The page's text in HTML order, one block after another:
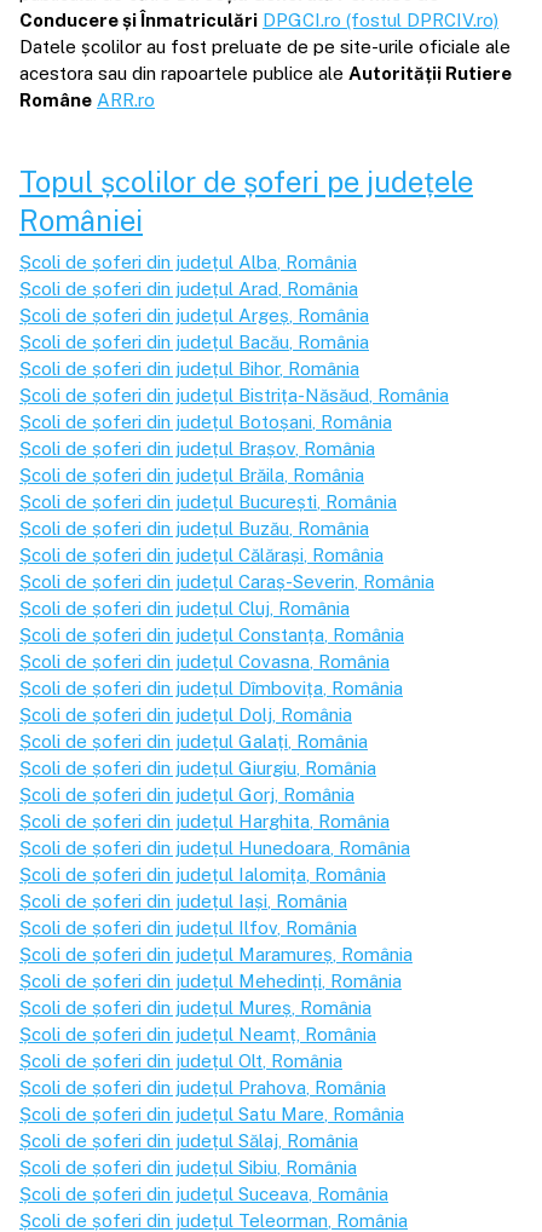
Conducere și Înmatriculări DPGCI.ro (fostul DPRCIV.ro)
Datele școlilor au fost preluate de pe site-urile oficiale ale
acestora sau din rapoartele publice ale Autorității Rutiere
Române ARR.ro
Topul școlilor de șoferi pe județele
României
Școli de șoferi din județul Alba , România
Școli de șoferi din județul Arad , România
Școli de șoferi din județul Argeș , România
Școli de șoferi din județul Bacău , România
Școli de șoferi din județul Bihor, România
Școli de șoferi din județul Bistrița-Năsăud , România
Școli de șoferi din județul Botoșani , România
Școli de șoferi din județul Brașov , România
Școli de șoferi din județul Brăila , România
Școli de șoferi din județul București , România
Școli de șoferi din județul Buzău , România
Școli de șoferi din județul Călărași , România
Școli de șoferi din județul Caraș-Severin , România
Școli de șoferi din județul Cluj , România
Școli de șoferi din județul Constanța , România
Școli de șoferi din județul Covasna , România
Școli de șoferi din județul Dîmbovița , România
Școli de șoferi din județul Dolj , România
Școli de șoferi din județul Galați , România
Școli de șoferi din județul Giurgiu , România
Școli de șoferi din județul Gorj , România
Școli de șoferi din județul Harghita , România
Școli de șoferi din județul Hunedoara , România
Școli de șoferi din județul Ialomița , România
Școli de șoferi din județul Iași , România
Școli de șoferi din județul Ilfov , România
Școli de șoferi din județul Maramureș , România
Școli de șoferi din județul Mehedinți , România
Școli de șoferi din județul Mureș , România
Școli de șoferi din județul Neamț , România
Școli de șoferi din județul Olt , România
Școli de șoferi din județul Prahova , România
Școli de șoferi din județul Satu Mare , România
Școli de șoferi din județul Sălaj , România
Școli de șoferi din județul Sibiu , România
Școli de șoferi din județul Suceava , România
Școli de șoferi din județul Teleorman , România